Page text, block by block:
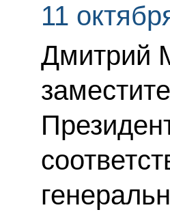
11
Дмитрий